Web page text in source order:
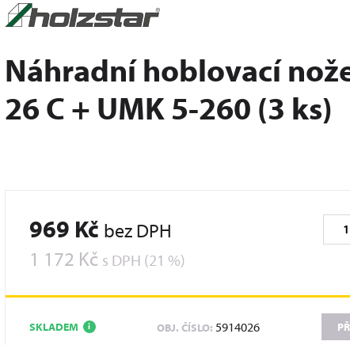
Náhradní hoblovací
26 C + UMK 5-260 (3 ks)
969 Kč bez DPH
1 172 Kč s DPH (21 %)
SKLADEM i OBJ. ČÍSLO: 5914026